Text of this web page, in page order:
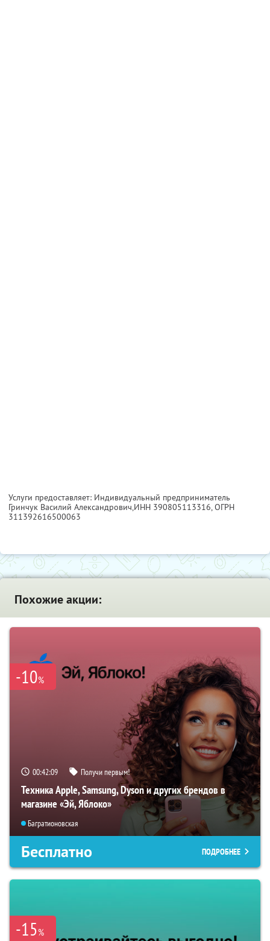
Услуги предоставляет: Индивидуальный предприниматель
Гринчук Василий Александрович,ИНН 390805113316, ОГРН
311392616500063
Похожие акции:
-10%
00:42:07 Получи первым!
Техника Apple, Samsung, Dyson и других брендов в
магазине «Эй, Яблоко»
Багратионовская
Бесплатно ПОДРОБНЕЕ
-15%